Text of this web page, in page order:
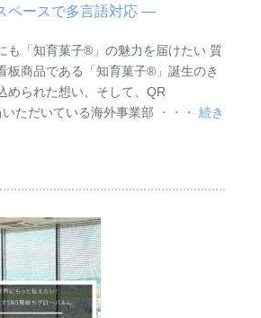
ペースで多言語対応 ―
も「知育菓子®︎」の魅力を届けたい 質
板商品である「知育菓子®︎」誕生のき
められた想い、そして、QR
ただいている海外事業部
・・・ 続き